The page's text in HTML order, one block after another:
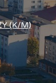
(K/M)